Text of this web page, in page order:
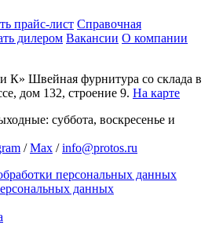
прайс-лист Справочная
дилером Вакансии О компании
К» Швейная фурнитура со склада в
дом 132, строение 9. На карте
суббота, воскресенье и
/Max /info@protos.ru
персональных данных
данных